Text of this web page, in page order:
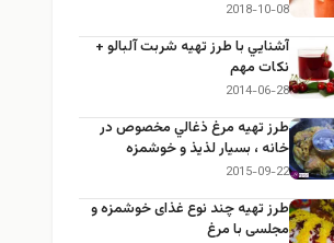
2018-10-08
آشنايي با طرز تهيه شربت آلبالو +
نكات مهم
2014-06-28
طرز تهيه مرغ ذغالي مخصوص در
خانه ، بسيار لذيذ و خوشمزه
2015-09-22
طرز تهيه چند نوع غذای خوشمزه و
مجلسی با مرغ